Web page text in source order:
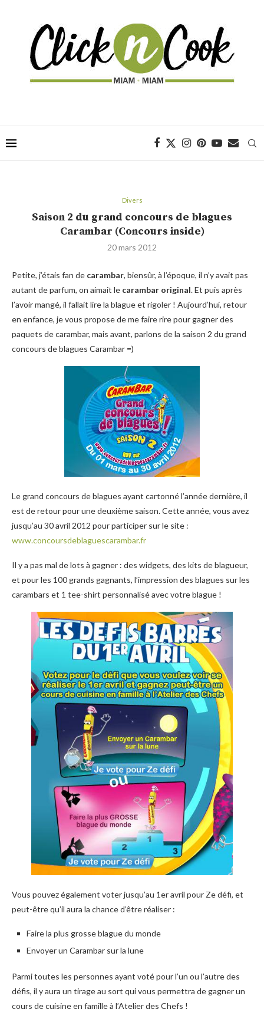
Divers
Saison 2 du grand concours de blagues
Carambar (Concours inside)
20 mars 2012
Petite, j’étais fan de carambar, biensûr, à l’époque, il n’y avait pas
autant de parfum, on aimait le carambar original. Et puis après
l’avoir mangé, il fallait lire la blague et rigoler ! Aujourd’hui, retour
en enfance, je vous propose de me faire rire pour gagner des
paquets de carambar, mais avant, parlons de la saison 2 du grand
concours de blagues Carambar =)
Le grand concours de blagues ayant cartonné l’année dernière, il
est de retour pour une deuxième saison. Cette année, vous avez
jusqu’au 30 avril 2012 pour participer sur le site :
www.concoursdeblaguescarambar.fr
Il y a pas mal de lots à gagner : des widgets, des kits de blagueur,
et pour les 100 grands gagnants, l’impression des blagues sur les
carambars et 1 tee-shirt personnalisé avec votre blague !
Vous pouvez également voter jusqu’au 1er avril pour Ze défi, et
peut-être qu’il aura la chance d’être réaliser :
Faire la plus grosse blague du monde
Envoyer un Carambar sur la lune
Parmi toutes les personnes ayant voté pour l’un ou l’autre des
défis, il y aura un tirage au sort qui vous permettra de gagner un
cours de cuisine en famille à l’Atelier des Chefs !